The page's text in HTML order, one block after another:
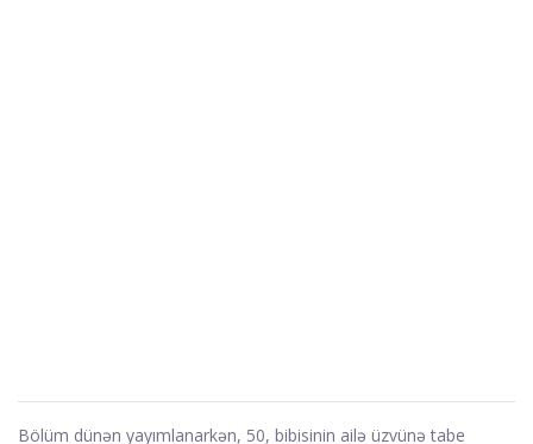
Bölüm dünən yayımlanarkən, 50, bibisinin ailə üzvünə tabe